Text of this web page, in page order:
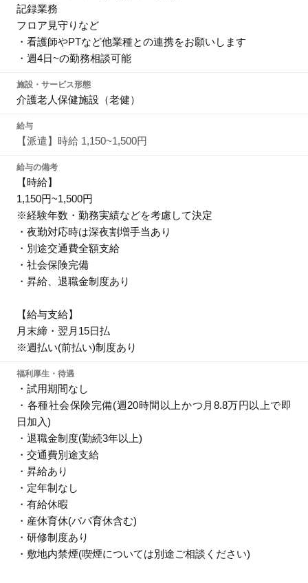
記録業務
フロア見守りなど
・看護師やPTなど他業種との連携をお願いします
・週4日~の勤務相談可能
施設・サービス形態
介護老人保健施設（老健）
給与
【派遣】時給 1,150~1,500円
給与の備考
【時給】
1,150円~1,500円
※経験年数・勤務実績などを考慮して決定
・夜勤対応時は深夜割増手当あり
・別途交通費全額支給
・社会保険完備
・昇給、退職金制度あり
【給与支給】
月末締・翌月15日払
※週払い(前払い)制度あり
福利厚生・待遇
・試用期間なし
・各種社会保険完備(週20時間以上かつ月8.8万円以上で即
日加入)
・退職金制度(勤続3年以上)
・交通費別途支給
・昇給あり
・定年制なし
・有給休暇
・産休育休(パパ育休含む)
・研修制度あり
・敷地内禁煙(喫煙については別途ご相談ください)